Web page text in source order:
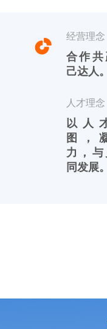
标识【友川】，英文
产品 川田电器目前专
品。
经营理念
合作
己达人。
人才理念
以人
图，
力，
同发展。